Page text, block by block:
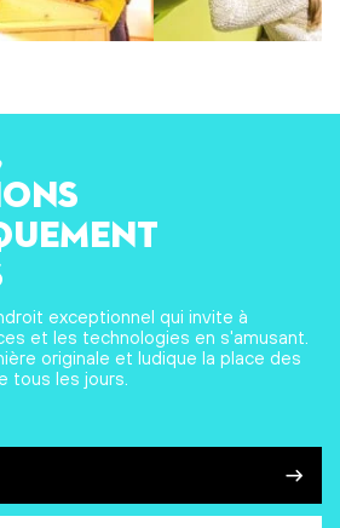
exceptionnel qui invite à
et les technologies en s'amusant.
originale et ludique la place des
tous les jours.